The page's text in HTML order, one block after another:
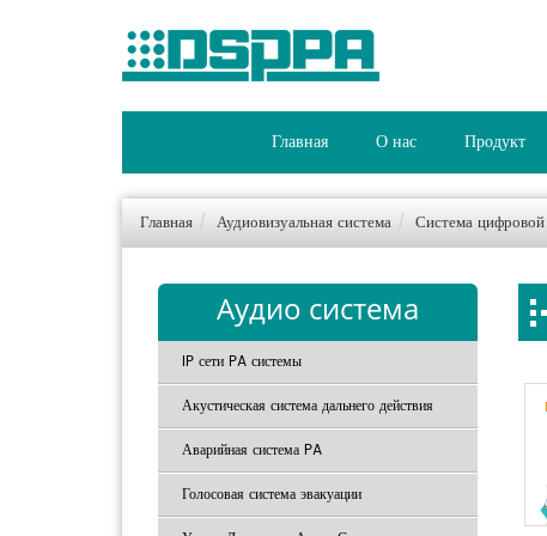
Главная О нас Продукт
Главная Аудиовизуальная система Система
Аудио система
IP сети PA системы
Акустическая система дальнего действия
Аварийная система PA
Голосовая система эвакуации